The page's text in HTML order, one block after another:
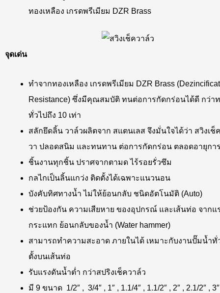
ทองเหลือง เกรดพรีเมียม DZR Brass
จุดเด่น
ทำจากทองเหลือง เกรดพรีเมียม DZR Brass
Resistance) ซึ่งมีคุณสมบัติ ทนต่อการกัดกร่อนได้ดี กว่าท
ทั่วไปถึง 10 เท่า
สลักยึดลิ้น วาล์วผลิตจาก สแตนเลส จึงมั่นใจได้ว่า สวิงเช็
วา ปลอดสนิม และทนทาน ต่อการกัดกร่อน ตลอดอายุกา
ชิ้นงานทุกชิ้น ปราศจากตามด ไร้รอยรั่วซึม
กลไกเป็นลิ้นแกว่ง ติดตั้งได้เฉพาะแนวนอน
บังคับทิศทางน้ำ ไม่ให้ย้อนกลับ ชนิดอัตโนมัติ (Auto)
ช่วยป้องกัน ความเสียหาย ของอุปกรณ์ และเส้นท่อ จากแ
กระแทก ย้อนกลับของน้ำ (Water hammer)
สามารถทำความสะอาด ภายในได้ เหมาะกับงานปั๊มน้ำทั่
ตั้งบนเส้นท่อ
รับแรงดันน้ำต่ำ กว่าสปริงเช็ควาล์ว
มี 9 ขนาด 1/2″ , 3/4″ , 1″ , 1.1/4″ , 1.1/2″ , 2″ , 2.1/2″ ,